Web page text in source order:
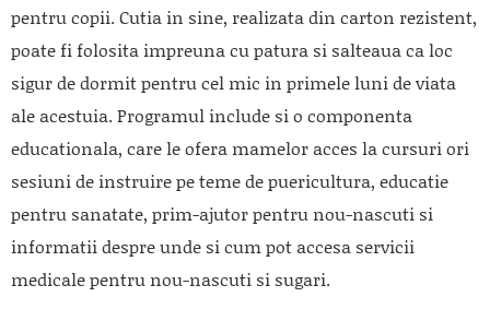
pentru copii. Cutia in sine, realizata din carton rezistent,
poate fi folosita impreuna cu patura si salteaua ca loc
sigur de dormit pentru cel mic in primele luni de viata
ale acestuia. Programul include si o componenta
educationala, care le ofera mamelor acces la cursuri ori
sesiuni de instruire pe teme de puericultura, educatie
pentru sanatate, prim-ajutor pentru nou-nascuti si
informatii despre unde si cum pot accesa servicii
medicale pentru nou-nascuti si sugari.